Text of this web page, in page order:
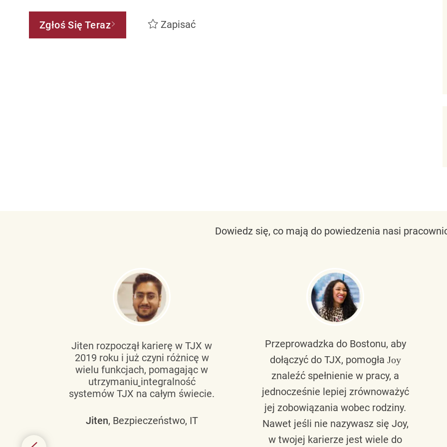
Zgłoś Się Teraz Zapisać
Dowiedz się, co mają do powiedzenia nasi
Jiten rozpoczął karierę w TJX w
2019 roku i już czyni różnicę w
wielu funkcjach, pomagając w
utrzymaniu integralność
systemów TJX na całym świecie.
Jiten, Bezpieczeństwo, IT
Przeprowadzka do Bostonu, aby
dołączyć do TJX, pomogła Joy
znaleźć spełnienie w pracy, a
jednocześnie lepiej zrównoważyć
jej zobowiązania wobec rodziny.
Nawet jeśli nie nazywasz się Joy,
w twojej karierze jest wiele do